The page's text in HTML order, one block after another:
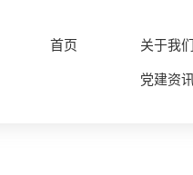
首页 关于我们
党建资